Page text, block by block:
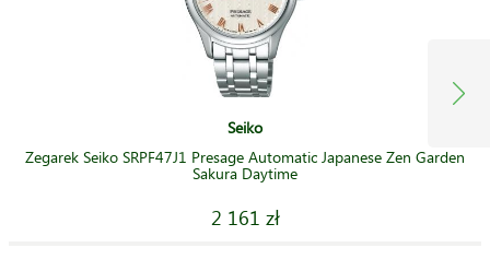
Seiko
Zegarek Seiko SRPF47J1 Presage Automatic Japanese Zen Garden
Sakura Daytime
2 161 zł